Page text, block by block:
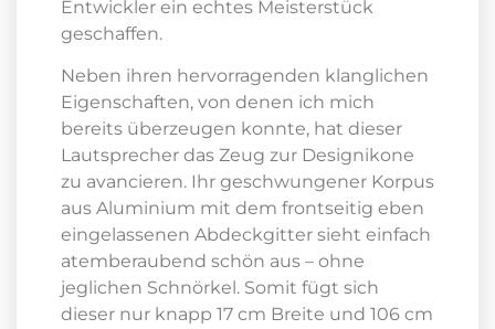
Entwickler ein echtes Meisterstück
geschaffen.
Neben ihren hervorragenden klanglichen
Eigenschaften, von denen ich mich
bereits überzeugen konnte, hat dieser
Lautsprecher das Zeug zur Designikone
zu avancieren. Ihr geschwungener Korpus
aus Aluminium mit dem frontseitig eben
eingelassenen Abdeckgitter sieht einfach
atemberaubend schön aus – ohne
jeglichen Schnörkel. Somit fügt sich
dieser nur knapp 17 cm Breite und 106 cm